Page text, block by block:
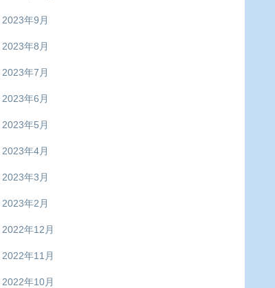
2023年9月
2023年8月
2023年7月
2023年6月
2023年5月
2023年4月
2023年3月
2023年2月
2022年12月
2022年11月
2022年10月